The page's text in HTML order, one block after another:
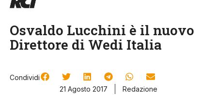
Osvaldo Lucchini è il nuovo
Direttore di Wedi Italia
Condividi
21 Agosto 2017
Redazione